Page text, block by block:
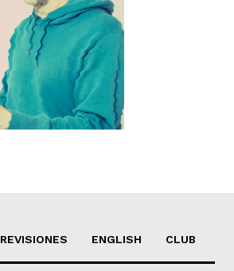
REVISIONES ENGLISH CLUB